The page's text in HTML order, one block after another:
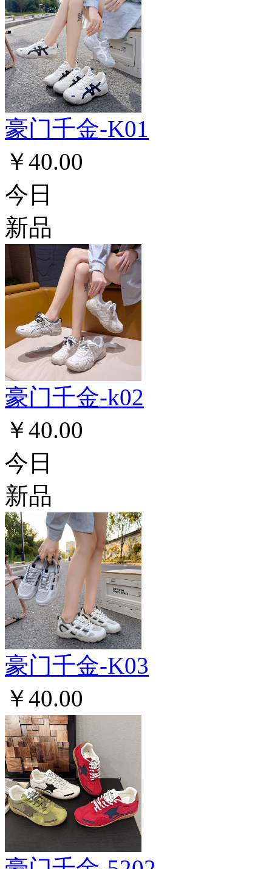
豪门千金-K01
￥40.00
今日
新品
豪门千金-k02
￥40.00
今日
新品
豪门千金-K03
￥40.00